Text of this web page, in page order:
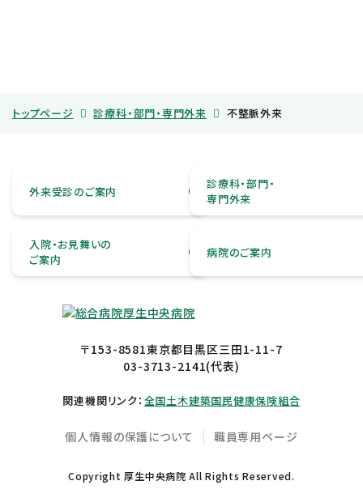
トップページ 診療科・部門・専門外来 不整脈外来
外来受診のご案内
診療科・部門・
専門外来
入院・お見舞いの
ご案内
病院のご案内
〒153-8581東京都目黒区三田1-11-7
03-3713-2141(代表)
関連機関リンク： 全国土木建築国民健康保険組合
個人情報の保護について 職員専用ページ
Copyright 厚生中央病院 All Rights Reserved.